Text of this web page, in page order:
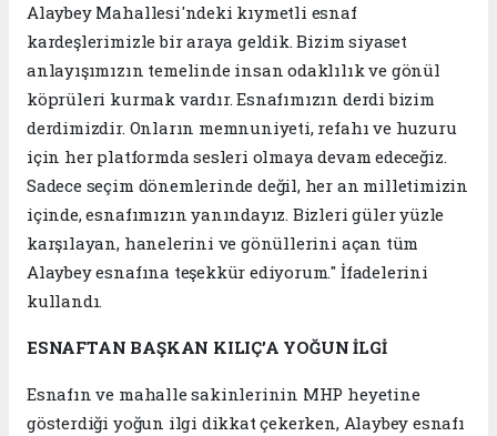
Alaybey Mahallesi'ndeki kıymetli esnaf
kardeşlerimizle bir araya geldik. Bizim siyaset
anlayışımızın temelinde insan odaklılık ve gönül
köprüleri kurmak vardır. Esnafımızın derdi bizim
derdimizdir. Onların memnuniyeti, refahı ve huzuru
için her platformda sesleri olmaya devam edeceğiz.
Sadece seçim dönemlerinde değil, her an milletimizin
içinde, esnafımızın yanındayız. Bizleri güler yüzle
karşılayan, hanelerini ve gönüllerini açan tüm
Alaybey esnafına teşekkür ediyorum." İfadelerini
kullandı.
ESNAFTAN BAŞKAN KILIÇ’A YOĞUN İLGİ
Esnafın ve mahalle sakinlerinin MHP heyetine
gösterdiği yoğun ilgi dikkat çekerken, Alaybey esnafı